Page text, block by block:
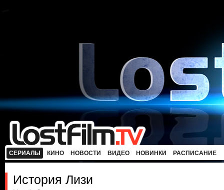
СЕРИАЛЫ КИНО НОВОСТИ ВИДЕО НОВИНКИ РАСПИСАНИЕ
История Лизи